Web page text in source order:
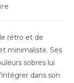
rétro et de
minimaliste. Ses
sobres lui
dans son